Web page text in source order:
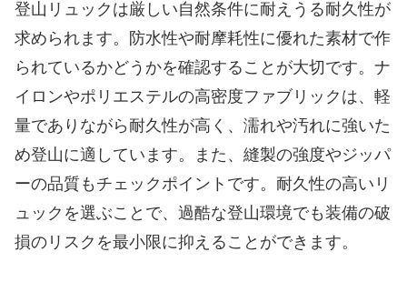
登山リュックは厳しい自然条件に耐えうる耐久性が
求められます。防水性や耐摩耗性に優れた素材で作
られているかどうかを確認することが大切です。ナ
イロンやポリエステルの高密度ファブリックは、軽
量でありながら耐久性が高く、濡れや汚れに強いた
め登山に適しています。また、縫製の強度やジッパ
ーの品質もチェックポイントです。耐久性の高いリ
ュックを選ぶことで、過酷な登山環境でも装備の破
損のリスクを最小限に抑えることができます。